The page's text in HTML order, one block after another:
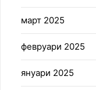
март 2025
февруари 2025
януари 2025